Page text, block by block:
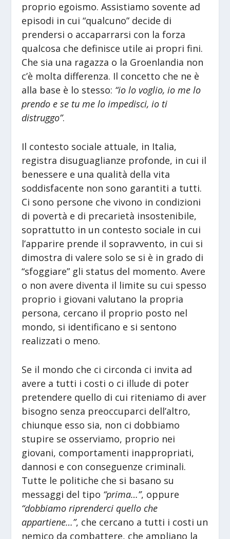
proprio egoismo. Assistiamo sovente ad
episodi in cui “qualcuno” decide di
prendersi o accaparrarsi con la forza
qualcosa che definisce utile ai propri fini.
Che sia una ragazza o la Groenlandia non
c’è molta differenza. Il concetto che ne è
alla base è lo stesso: “io lo voglio, io me lo
prendo e se tu me lo impedisci, io ti
distruggo”.
Il contesto sociale attuale, in Italia,
registra disuguaglianze profonde, in cui il
benessere e una qualità della vita
soddisfacente non sono garantiti a tutti.
Ci sono persone che vivono in condizioni
di povertà e di precarietà insostenibile,
soprattutto in un contesto sociale in cui
l’apparire prende il sopravvento, in cui si
dimostra di valere solo se si è in grado di
“sfoggiare” gli status del momento. Avere
o non avere diventa il limite su cui spesso
proprio i giovani valutano la propria
persona, cercano il proprio posto nel
mondo, si identificano e si sentono
realizzati o meno.
Se il mondo che ci circonda ci invita ad
avere a tutti i costi o ci illude di poter
pretendere quello di cui riteniamo di aver
bisogno senza preoccuparci dell’altro,
chiunque esso sia, non ci dobbiamo
stupire se osserviamo, proprio nei
giovani, comportamenti inappropriati,
dannosi e con conseguenze criminali.
Tutte le politiche che si basano su
messaggi del tipo “prima…”, oppure
“dobbiamo riprenderci quello che
appartiene…”, che cercano a tutti i costi un
nemico da combattere, che ampliano la